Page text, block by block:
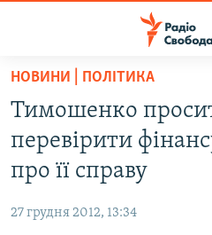
Перейти
основного
матеріалу
Перейти
до
основної
навігації
СТАТТІ
ЕКОНОМІКА
РОСІЙСЬКА «ФІЛЬТРАЦІЯ»
НОВИНИ | ПОЛІТИКА
Тимошенко
перевірити
про її справу
27 грудня 2012, 13:34